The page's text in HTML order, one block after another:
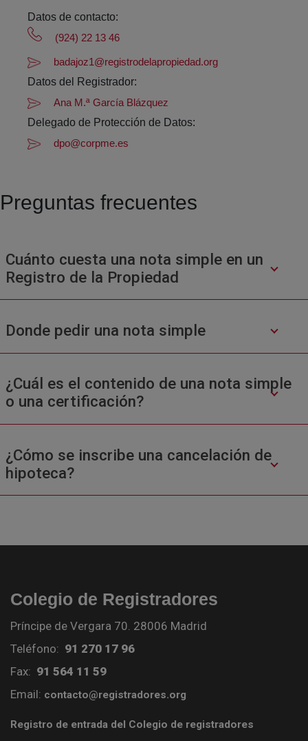
Datos de contacto:
(924) 22 13 46
badajoz1@registrodelapropiedad.org
Datos del Registrador:
Ana M.ª García Blázquez
Delegado de Protección de Datos:
dpo@corpme.es
Preguntas frecuentes
Cuánto cuesta una nota simple en un
Registro de la Propiedad
Donde pedir una nota simple
¿Cuál es el contenido de una nota simple
o una certificación?
¿Cómo se inscribe una cancelación de
hipoteca?
Colegio de Registradores
Príncipe de Vergara 70. 28006 Madrid
Teléfono: 91 270 17 96
Fax: 91 564 11 59
Email: contacto@registradores.org
Registro de entrada del Colegio de registradores